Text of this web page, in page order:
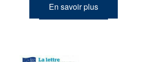
En savoir plus